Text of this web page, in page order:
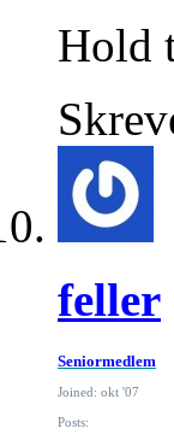
Hold
feller
Seniormedlem
Joined: okt '07
Posts: